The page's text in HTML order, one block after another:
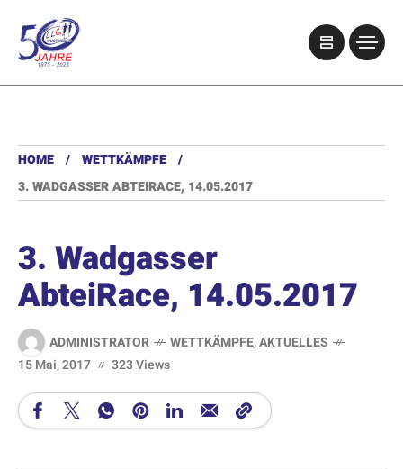
HOME
WETTKÄMPFE
3. WADGASSER ABTEIRACE, 14.05.2017
3. Wadgasser
AbteiRace, 14.05.2017
ADMINISTRATOR WETTKÄMPFE,AKTUELLES
15 Mai, 2017
323 Views